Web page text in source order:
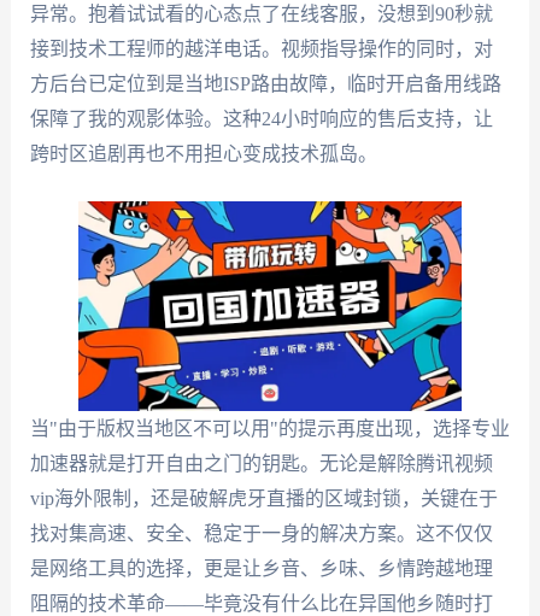
异常。抱着试试看的心态点了在线客服，没想到90秒就
接到技术工程师的越洋电话。视频指导操作的同时，对
方后台已定位到是当地ISP路由故障，临时开启备用线路
保障了我的观影体验。这种24小时响应的售后支持，让
跨时区追剧再也不用担心变成技术孤岛。
当"由于版权当地区不可以用"的提示再度出现，选择专业
加速器就是打开自由之门的钥匙。无论是解除腾讯视频
vip海外限制，还是破解虎牙直播的区域封锁，关键在于
找对集高速、安全、稳定于一身的解决方案。这不仅仅
是网络工具的选择，更是让乡音、乡味、乡情跨越地理
阻隔的技术革命——毕竟没有什么比在异国他乡随时打